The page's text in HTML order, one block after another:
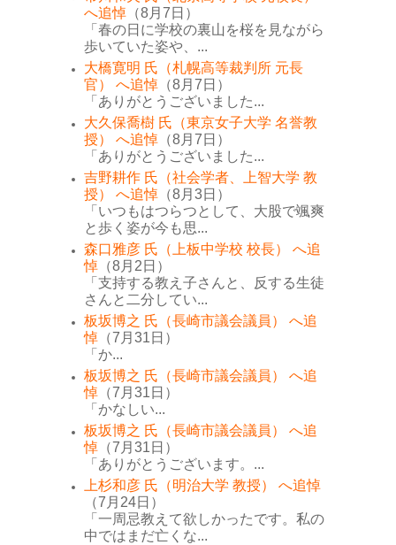
へ追悼 （8月7日）
「春の日に学校の裏山を桜を見ながら
歩いていた姿や、...
大橋寛明 氏（札幌高等裁判所 元長
官） へ追悼 （8月7日）
「ありがとうございました...
大久保喬樹 氏（東京女子大学 名誉教
授） へ追悼 （8月7日）
「ありがとうございました...
吉野耕作 氏（社会学者、上智大学 教
授） へ追悼 （8月3日）
「いつもはつらつとして、大股で颯爽
と歩く姿が今も思...
森口雅彦 氏（上板中学校 校長） へ追
悼 （8月2日）
「支持する教え子さんと、反する生徒
さんと二分してい...
板坂博之 氏（長崎市議会議員） へ追
悼 （7月31日）
「か...
板坂博之 氏（長崎市議会議員） へ追
悼 （7月31日）
「かなしい...
板坂博之 氏（長崎市議会議員） へ追
悼 （7月31日）
「ありがとうございます。...
上杉和彦 氏（明治大学 教授） へ追悼
（7月24日）
「一周忌教えて欲しかったです。私の
中ではまだ亡くな...